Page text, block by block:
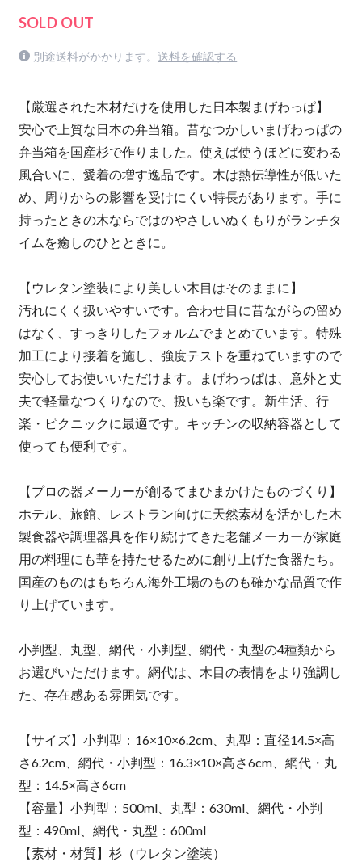
SOLD OUT
別途送料がかかります。 送料を確認する
【厳選された木材だけを使用した日本製まげわっぱ】
安心で上質な日本の弁当箱。昔なつかしいまげわっぱの
弁当箱を国産杉で作りました。使えば使うほどに変わる
風合いに、愛着の増す逸品です。木は熱伝導性が低いた
め、周りからの影響を受けにくい特長があります。手に
持ったときの木ならではのやさしいぬくもりがランチタ
イムを癒しのひとときに。
【ウレタン塗装により美しい木目はそのままに】
汚れにくく扱いやすいです。合わせ目に昔ながらの留め
はなく、すっきりしたフォルムでまとめています。特殊
加工により接着を施し、強度テストを重ねていますので
安心してお使いいただけます。まげわっぱは、意外と丈
夫で軽量なつくりなので、扱いも楽です。新生活、行
楽・ピクニックに最適です。キッチンの収納容器として
使っても便利です。
【プロの器メーカーが創るてまひまかけたものづくり】
ホテル、旅館、レストラン向けに天然素材を活かした木
製食器や調理器具を作り続けてきた老舗メーカーが家庭
用の料理にも華を持たせるために創り上げた食器たち。
国産のものはもちろん海外工場のものも確かな品質で作
り上げています。
小判型、丸型、網代・小判型、網代・丸型の4種類から
お選びいただけます。網代は、木目の表情をより強調し
た、存在感ある雰囲気です。
【サイズ】小判型：16×10×6.2cm、丸型：直径14.5×高
さ6.2cm、網代・小判型：16.3×10×高さ6cm、網代・丸
型：14.5×高さ6cm
【容量】小判型：500ml、丸型：630ml、網代・小判
型：490ml、網代・丸型：600ml
【素材・材質】杉（ウレタン塗装）